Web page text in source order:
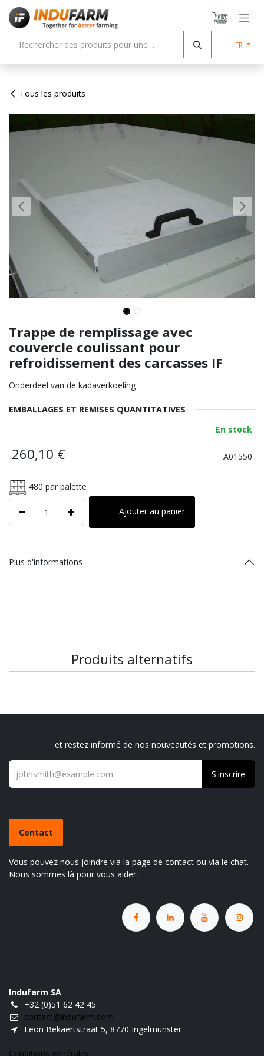
Se rendre au contenu
FR
Tous les produits
Trappe de remplissage avec
couvercle coulissant pour
refroidissement des carcasses IF
Onderdeel van de kadaverkoeling
EMBALLAGES ET REMISES QUANTITATIVES
En stock
260,10 € A01550
480 par palette
Ajouter au panier
Plus d'informations
Produits alternatifs
et restez informé de nos nouveautés et promotions.
S'inscrire
Contact
Vous pouvez nous joindre via la page de contact ou via le chat.
Nous sommes là pour vous aider.
Indufarm SA
+32 (0)51 62 42 45
contact@indufarm.com
Leon Bekaertstraat 5, 8770 Ingelmunster
Conditions générales